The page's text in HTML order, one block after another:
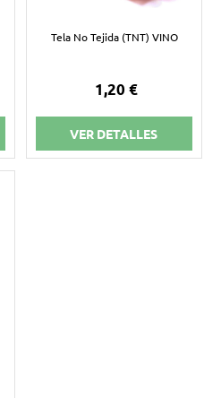
Tela No Tejida (TNT) VINO
1,20 €
VER DETALLES